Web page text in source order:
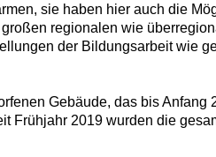
sie haben hier auch die
regionalen wie
der Bildungsarbeit wie
Gebäude, das bis
2019 wurden die